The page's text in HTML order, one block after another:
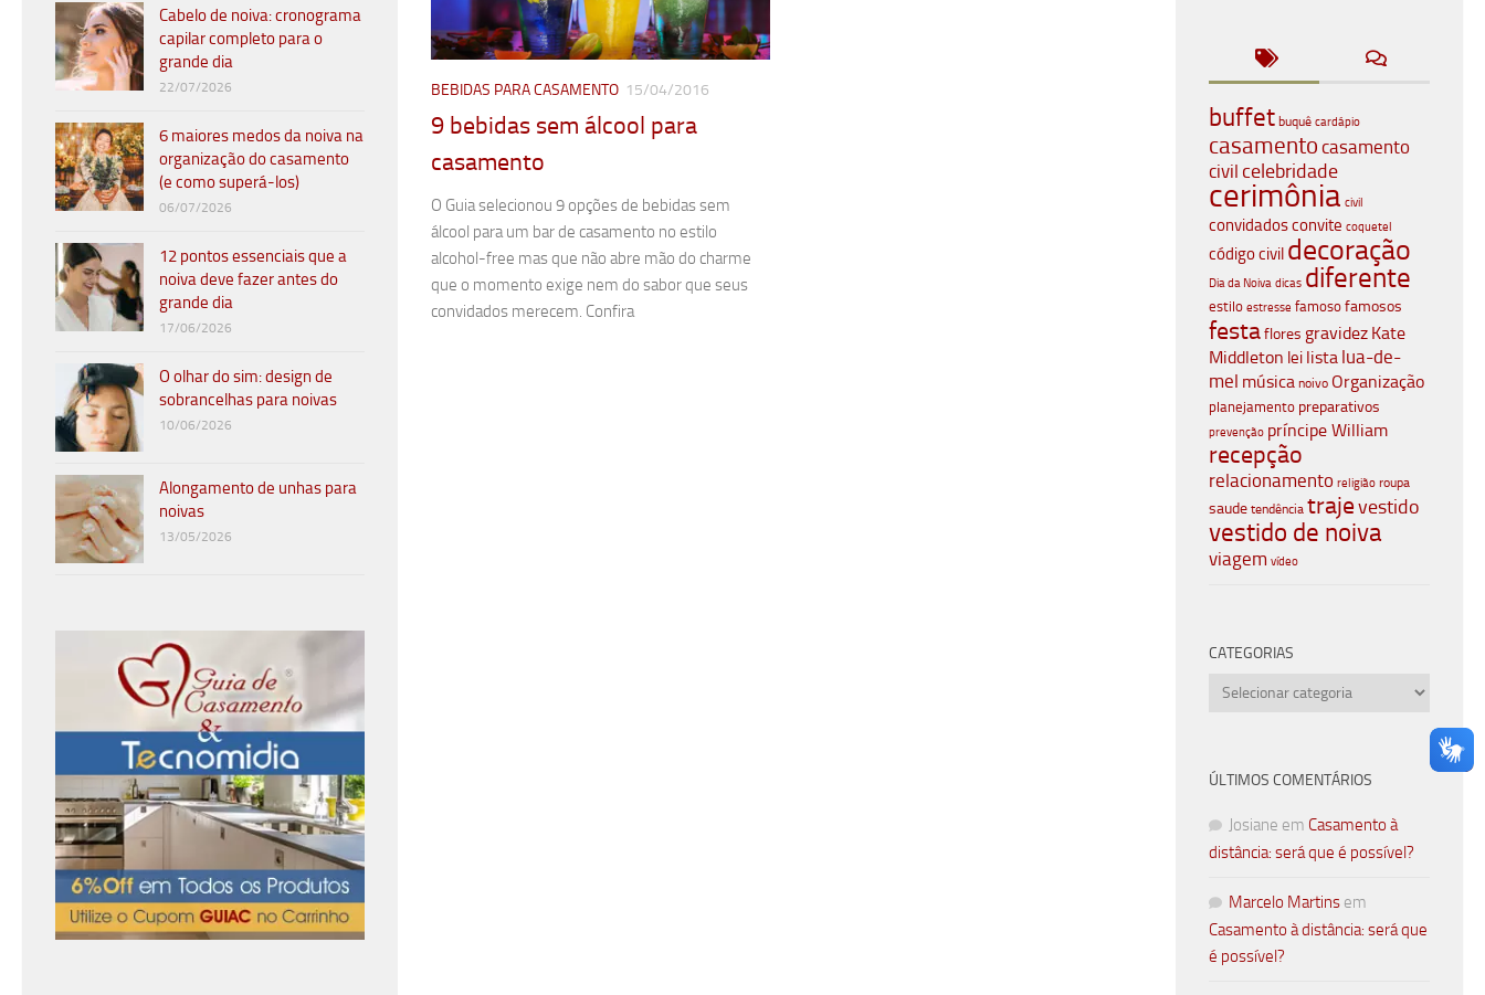
BEBIDAS PARA CASAMENTO 15/04/2016
9 bebidas sem álcool para
casamento
O Guia selecionou 9 opções de bebidas sem
álcool para um bar de casamento no estilo
alcohol-free mas que não abre mão do charme
que o momento exige nem do sabor que seus
convidados merecem. Confira
Cabelo de noiva: cronograma
capilar completo para o
grande dia
22/07/2026
6 maiores medos da noiva na
organização do casamento
(e como superá-los)
06/07/2026
12 pontos essenciais que a
noiva deve fazer antes do
grande dia
17/06/2026
O olhar do sim: design de
sobrancelhas para noivas
10/06/2026
Alongamento de unhas para
noivas
13/05/2026
buffet buquê cardápio
casamento casamento
civil celebridade
cerimônia civil
convidadosconvite coquetel
código civil decoração
Dia da Noiva dicas diferente
estilo estresse famoso famosos
festaflores gravidez Kate
Middleton lei lista lua-de-
mel música noivo Organização
planejamento preparativos
prevenção príncipe William
recepção
relacionamento religião roupa
saude tendência trajevestido
vestido de noiva
viagem vídeo
CATEGORIAS
Categorias
ÚLTIMOS COMENTÁRIOS
Josiane em Casamento à
distância: será que é possível?
Marcelo Martins em
Casamento à distância: será que
é possível?